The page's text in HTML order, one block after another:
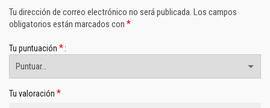
Tu dirección de correo electrónico no será publicada. Los campos
obligatorios están marcados con *
Tu puntuación *
Tu valoración *